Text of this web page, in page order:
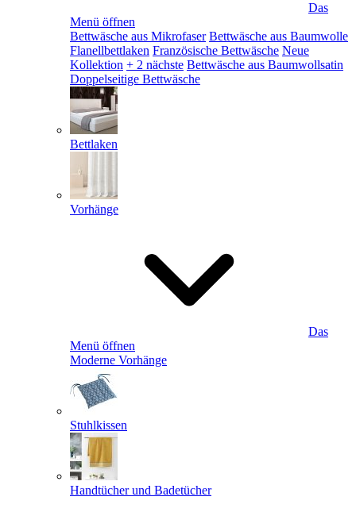
Das
Menü öffnen
Bettwäsche aus Mikrofaser Bettwäsche aus Baumwolle
Flanellbettlaken Französische Bettwäsche Neue
Kollektion + 2 nächste Bettwäsche aus Baumwollsatin
Doppelseitige Bettwäsche
Bettlaken
Vorhänge
Das
Menü öffnen
Moderne Vorhänge
Stuhlkissen
Handtücher und Badetücher